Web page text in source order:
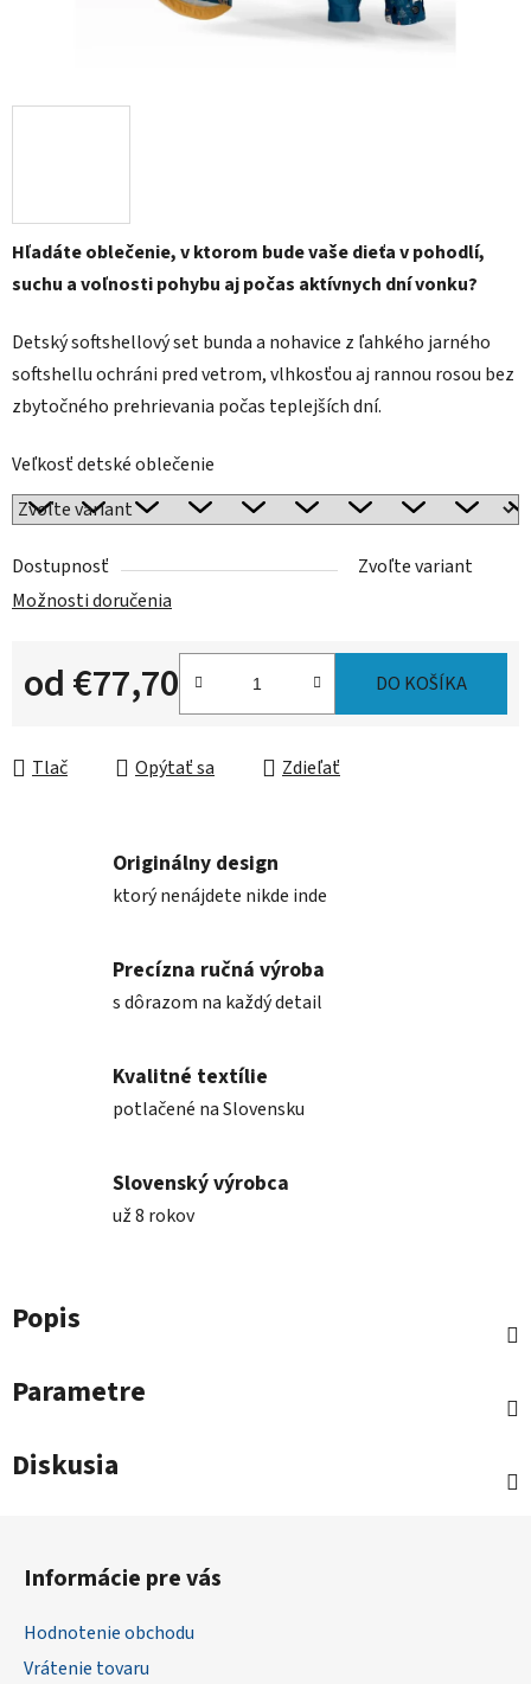
Hľadáte oblečenie, v ktorom bude vaše dieťa v pohodlí,
suchu a voľnosti pohybu aj počas aktívnych dní vonku?
Detský softshellový set bunda a nohavice z ľahkého jarného
softshellu ochráni pred vetrom, vlhkosťou aj rannou rosou bez
zbytočného prehrievania počas teplejších dní.
Veľkosť detské oblečenie
Dostupnosť
Zvoľte variant
Možnosti doručenia
od€77,70 DO KOŠÍKA
Tlač Opýtať sa Zdieľať
Originálny design
ktorý nenájdete nikde inde
Precízna ručná výroba
s dôrazom na každý detail
Kvalitné textílie
potlačené na Slovensku
Slovenský výrobca
už 8 rokov
Popis
Parametre
Diskusia
Informácie pre vás
Hodnotenie obchodu
Vrátenie tovaru